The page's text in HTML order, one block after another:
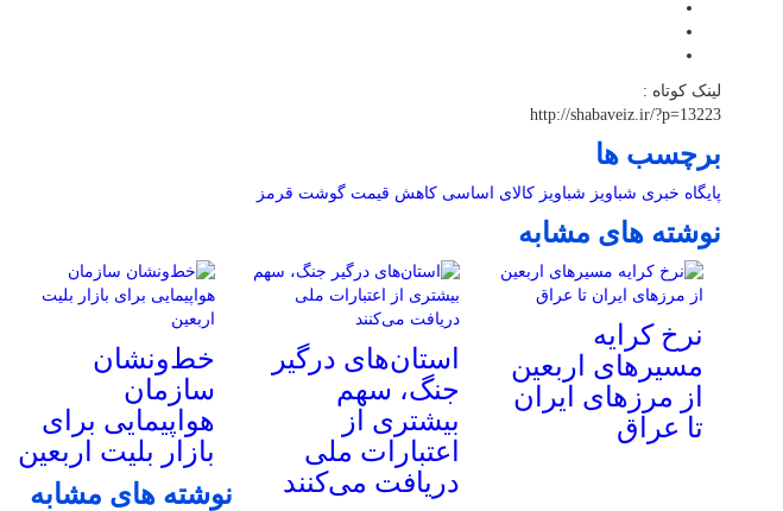
لینک کوتاه :
http://shabaveiz.ir/?p=13223
برچسب ها
پایگاه خبری شباویز شباویز کالای اساسی کاهش قیمت گوشت قرمز
نوشته های مشابه
نرخ کرایه
مسیرهای اربعین
از مرزهای ایران
تا عراق
استان‌های درگیر
جنگ، سهم
بیشتری از
اعتبارات ملی
دریافت می‌کنند
خط‌ونشان
سازمان
هواپیمایی برای
بازار بلیت اربعین
نوشته های مشابه